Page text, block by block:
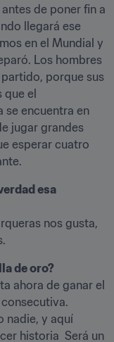
de poner fin a
llegará ese
en el Mundial y
Los hombres
porque sus
el
se encuentra en
jugar grandes
esperar cuatro
esa
nos gusta,
de oro?
ahora de ganar el
nadie, y aquí
historia  Será un